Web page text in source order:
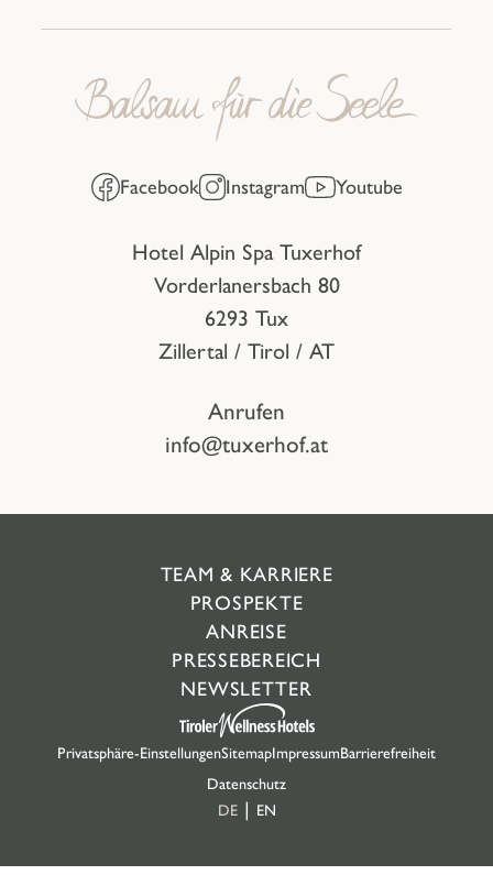
Facebook Instagram Youtube
Hotel Alpin Spa Tuxerhof
Vorderlanersbach 80
6293 Tux
Zillertal / Tirol / AT
Anrufen
info@tuxerhof.at
TEAM & KARRIERE
PROSPEKTE
ANREISE
PRESSEBEREICH
NEWSLETTER
Privatsphäre-EinstellungenSitemapImpressumBarrierefreiheit
Datenschutz
DE
EN